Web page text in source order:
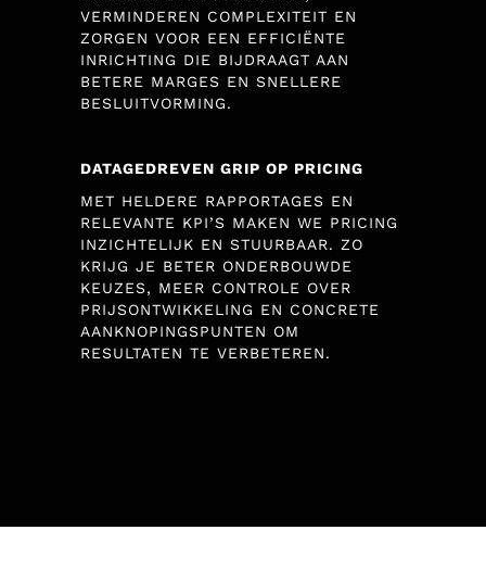
VERMINDEREN COMPLEXITEIT EN
ZORGEN VOOR EEN EFFICIËNTE
INRICHTING DIE BIJDRAAGT AAN
BETERE MARGES EN SNELLERE
BESLUITVORMING.
DATAGEDREVEN GRIP OP PRICING
MET HELDERE RAPPORTAGES EN
RELEVANTE KPI’S MAKEN WE PRICING
INZICHTELIJK EN STUURBAAR. ZO
KRIJG JE BETER ONDERBOUWDE
KEUZES, MEER CONTROLE OVER
PRIJSONTWIKKELING EN CONCRETE
AANKNOPINGSPUNTEN OM
RESULTATEN TE VERBETEREN.